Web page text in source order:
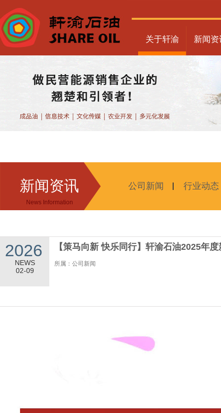
关于轩渝 新闻资
新闻资讯
News Information
公司新闻 行业动态
2026
NEWS
02-09
【策马向新 快乐同行】轩渝石油2025年
所属：公司新闻